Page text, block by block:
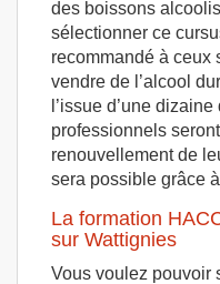
des boissons
sélectionner ce
recommandé à ceux
vendre de l’alcool
l’issue d’une
professionnels
renouvellement de
sera possible grâce
La formation
sur Wattignies
Vous voulez pouvoir